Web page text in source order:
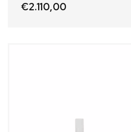
€2.110,00